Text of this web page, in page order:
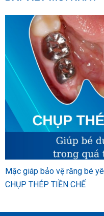
Mặc giáp bảo vệ răng bé
CHỤP THÉP TIỀN CHẾ